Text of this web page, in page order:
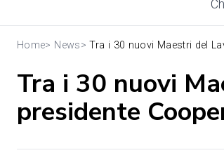
Home> News> Tra i 30 nuovi Maestri del
Tra i 30 nuovi
presidente